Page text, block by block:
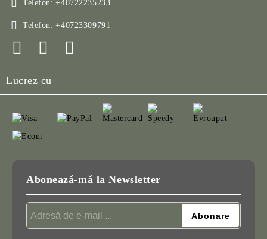
Telefon: +40722235233
Telefon: +40723309791
Lucrez cu
Abonează-mă la Newsletter